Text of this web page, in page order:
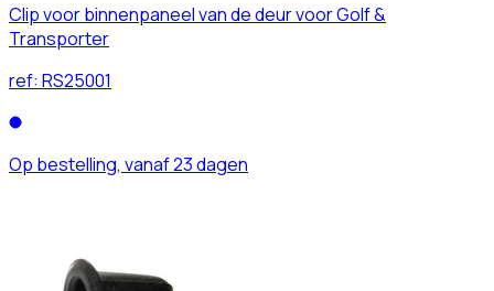
Clip voor binnenpaneel van de deur voor Golf &
Transporter
ref: RS25001
Op bestelling, vanaf 23 dagen